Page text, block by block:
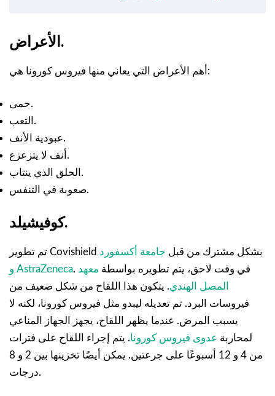
الأعراض.
أهم الأعراض التي يعاني منها فيروس كورونا هي:
حمى.
التعب.
عبودية الأنف.
أنف لا يتزعزع.
الحلق الذي ينتاب.
صعوبة في التنفس.
كوفيشيلد.
تم تطوير Covishield بشكل مشترك من قبل جامعة أكسفورد
و AstraZeneca
. في وقت لاحق، يتم تطويره بواسطة معهد
المصل الهندي. يتكون هذا اللقاح من شكل ضعيف من
فيروسات البرد. تم تعديله ليبدو مثل فيروس كورونا، لكنه لا
يسبب المرض. عندما يظهر اللقاح، يجهز الجهاز المناعي
لمحاربة عدوى فيروس كورونا. يتم إجراء اللقاح على فترات
من 4 و 12 أسبوعًا على جرعتين. يمكن أيضًا تخزينها بين 2 و 8
درجات.